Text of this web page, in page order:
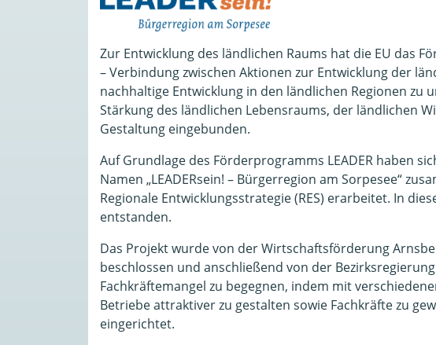
Zur Entwicklung des ländlichen Raums hat die EU das
– Verbindung zwischen Aktionen zur Entwicklung der
nachhaltige Entwicklung in den ländlichen Regionen
Stärkung des ländlichen Lebensraums, der ländlichen
Gestaltung eingebunden.
Auf Grundlage des Förderprogramms LEADER haben
Namen „LEADERsein! – Bürgerregion am Sorpesee“
Regionale Entwicklungsstrategie (RES) erarbeitet. In
entstanden.
Das Projekt wurde von der Wirtschaftsförderung
beschlossen und anschließend von der
Fachkräftemangel zu begegnen, indem mit
Betriebe attraktiver zu gestalten sowie Fachkräfte zu
eingerichtet.